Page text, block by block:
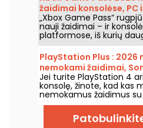
bokštą ir skraidysite
kulminacinę akimirką.
atidarymo dieną nuo
visiems, turintiems bilietą
nemokamas.
žaidimai konsolėse, PC
„Xbox Game Pass“
nauji žaidimai – ir
platformose, iš kurių
iš karto nuo jų išleidimo.
papildymai, kuriuos
prenumeratoriams.
PlayStation Plus : 2026
nemokami žaidimai,
tikrai norėsite
Jei turite PlayStation 4
konsolę, žinote, kad kas
nemokamus žaidimus su
prenumerata. Taigi,
dovanojami rugpjūčio
Susipažinkite su šio